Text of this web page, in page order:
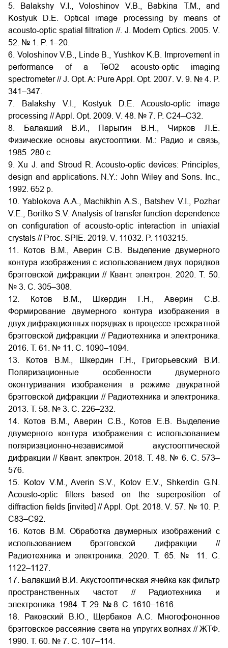
5. Balakshy V.I., Voloshinov V.B., Babkina T.M., and
Kostyuk D.E. Optical image processing by means of
acousto-optic spatial filtration //. J. Modern Optics. 2005. V.
52. № 1. P. 1–20.
6. Voloshinov V.B., Linde B., Yushkov K.B. Improvement in
performance of a TeO2 acousto-optic imaging
spectrometer // J. Opt. A: Pure Appl. Opt. 2007. V. 9. № 4. P.
341–347.
7. Balakshy V.I., Kostyuk D.E. Acousto-optic image
processing // Appl. Opt. 2009. V. 48. № 7. P. C24–C32.
8. Балакший В.И., Парыгин В.Н., Чирков Л.Е.
Физические основы акустооптики. М.: Радио и связь,
1985. 280 c.
9. Xu J. and Stroud R. Acousto-optic devices: Principles,
design and applications. N.Y.: John Wiley and Sons. Inc.,
1992. 652 p.
10. Yablokova A.A., Machikhin A.S., Batshev V.I., Pozhar
V.E., Boritko S.V. Analysis of transfer function dependence
on configuration of acousto-optic interaction in uniaxial
crystals // Proc. SPIE. 2019. V. 11032. P. 1103215.
11. Котов В.М., Аверин С.В. Выделение двумерного
контура изображения с использованием двух порядков
брэгговской дифракции // Квант. электрон. 2020. Т. 50.
№ 3. С. 305–308.
12. Котов В.М., Шкердин Г.Н., Аверин С.В.
Формирование двумерного контура изображения в
двух дифракционных порядках в процессе трехкратной
брэгговской дифракции // Радиотехника и электроника.
2016. Т. 61. № 11. С. 1090–1094.
13. Котов В.М., Шкердин Г.Н., Григорьевский В.И.
Поляризационные особенности двумерного
оконтуривания изображения в режиме двукратной
брэгговской дифракции // Радиотехника и электроника.
2013. Т. 58. № 3. С. 226–232.
14. Котов В.М., Аверин С.В., Котов Е.В. Выделение
двумерного контура изображения с использованием
поляризационно-независимой акустооптической
дифракции // Квант. электрон. 2018. Т. 48. № 6. С. 573–
576.
15. Kotov V.M., Averin S.V., Kotov E.V., Shkerdin G.N.
Acousto-optic filters based on the superposition of
diffraction fields [invited] // Appl. Opt. 2018. V. 57. № 10. P.
C83–C92.
16. Котов В.М. Обработка двумерных изображений с
использованием брэгговской дифракции //
Радиотехника и электроника. 2020. Т. 65. № 11. С.
1122–1127.
17. Балакший В.И. Акустооптическая ячейка как фильтр
пространственных частот // Радиотехника и
электроника. 1984. Т. 29. № 8. С. 1610–1616.
18. Раковский В.Ю., Щербаков А.С. Многофононное
брэгговское рассеяние света на упругих волнах // ЖТФ.
1990. Т. 60. № 7. С. 107–114.